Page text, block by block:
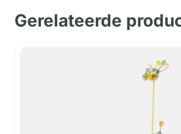
Gerelateerde